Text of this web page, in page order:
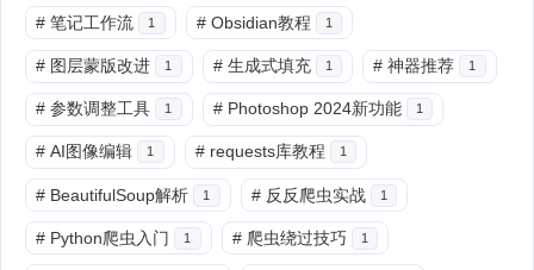
# 笔记工作流 1 # Obsidian教程 1
# 图层蒙版改进 1 # 生成式填充 1 # 神器推荐 1
# 参数调整工具 1 # Photoshop 2024新功能 1
# AI图像编辑 1 # requests库教程 1
# BeautifulSoup解析 1 # 反反爬虫实战 1
# Python爬虫入门 1 # 爬虫绕过技巧 1